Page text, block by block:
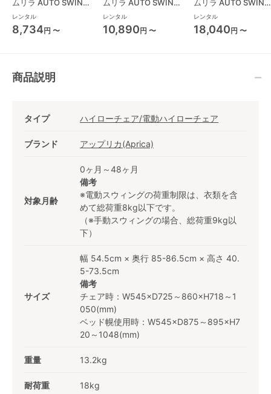
ムリラ AUTO SWING
BEDi Long スリープ
シェル EG コンビ
(Combi) ハイローチ
レンタル
8,734円 〜
ムリラ AUTO SWING
BEDi Long スリープ
シェル EG＋ コンビ
(Combi) ハイローチ
レンタル
10,890円 〜
ムリラ AUTO SWING
BEDi Long EG コンビ
(Combi) ハイローチ
ェア・ベビーラック
レンタル
18,040円 〜
商品説明
タイプ ハイローチェア/電動ハイローチェア
ブランド アップリカ(Aprica)
対象月齢
0ヶ月～48ヶ月
備考
※電動スウィングの荷重制限は、衣類を含
めて総荷重8kg以下です。
（※手動スウィングの場合、総荷重9kg以
下）
サイズ
幅 54.5cm × 奥行 85-86.5cm × 高さ 40.
5-73.5cm
備考
チェア時：W545×D725～860×H718～1
050(mm)
ベッド幌使用時：W545×D875～895×H7
20～1048(mm)
重量 13.2kg
耐荷重 18kg